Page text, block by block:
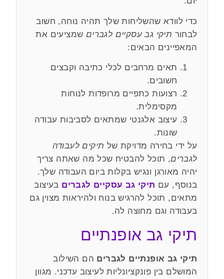
כדי לוודא שהשליחות שלך תהיה נוחה, חשוב
לבחור תיקי גב עסקיים לגברים שמציעים את
המאפיינים הבאים:
תאים מרחבים לכלי כתיבה וקבצים
חשובים.
רצועות כתפיים מרופדות לנוחות
מקסימלית.
עיצוב אלגנטי שמתאים לסביבות עבודה
שונות.
על ידי בחירה מדויקת של תיקים לעבודה
לגברים, תוכל להבטיח שכל מה שאתה צריך
יהיה מאורגן ונגיש בקלות ביום העבודה שלך.
בנוסף, עם תיקי גב עסקיים לגברים בעיצוב
מתאים, תוכל להרגיש בנוח ולהיראות מצוין גם
בעבודה וגם מחוצה לה.
תיקי גב אופנתיים
תיקי גב אופנתיים לגברים הם השילוב
המושלם בין פונקציונליות לעיצוב עדכני. מגוון